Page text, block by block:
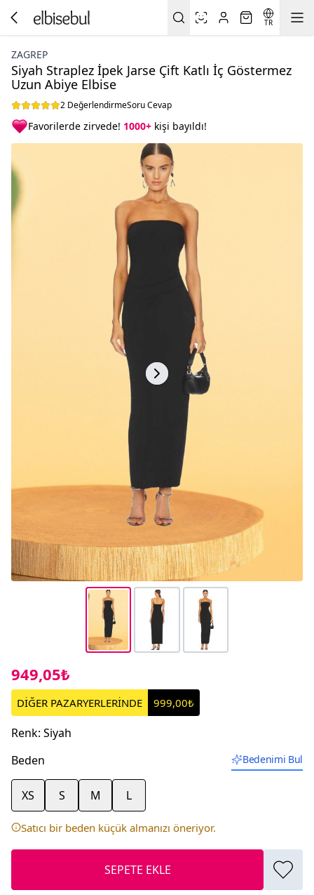
TR
ZAGREP
Siyah Straplez İpek Jarse Çift Katlı İç Göstermez
Uzun Abiye Elbise
2 DeğerlendirmeSoru Cevap
Favorilerde zirvede! 1000+ kişi bayıldı!
949,05₺
DİĞER PAZARYERLERİNDE 999,00₺
Renk: Siyah
Beden
Bedenimi Bul
XS S M L
Satıcı bir beden küçük almanızı öneriyor.
SEPETE EKLE